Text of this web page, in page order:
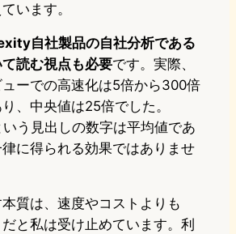
います。
自社製品の自社分析である
読む視点も必要です。実際、
ーでの高速化は5倍から300倍
、中央値は25倍でした。
いう見出しの数字は平均値であ
に得られる効果ではありませ
質は、速度やコストよりも
だと私は受け止めています。利